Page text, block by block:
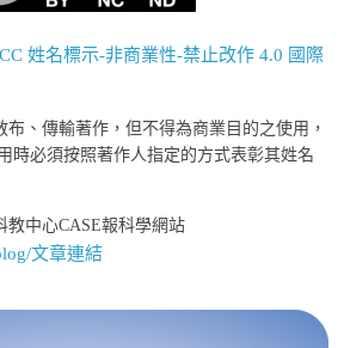
姓名標示-非商業性-禁止改作 4.0 國際
、傳輸著作，但不得為商業目的之使用，
時必須按照著作人指定的方式表彰其姓名
教中心CASE報科學網站
文章連結